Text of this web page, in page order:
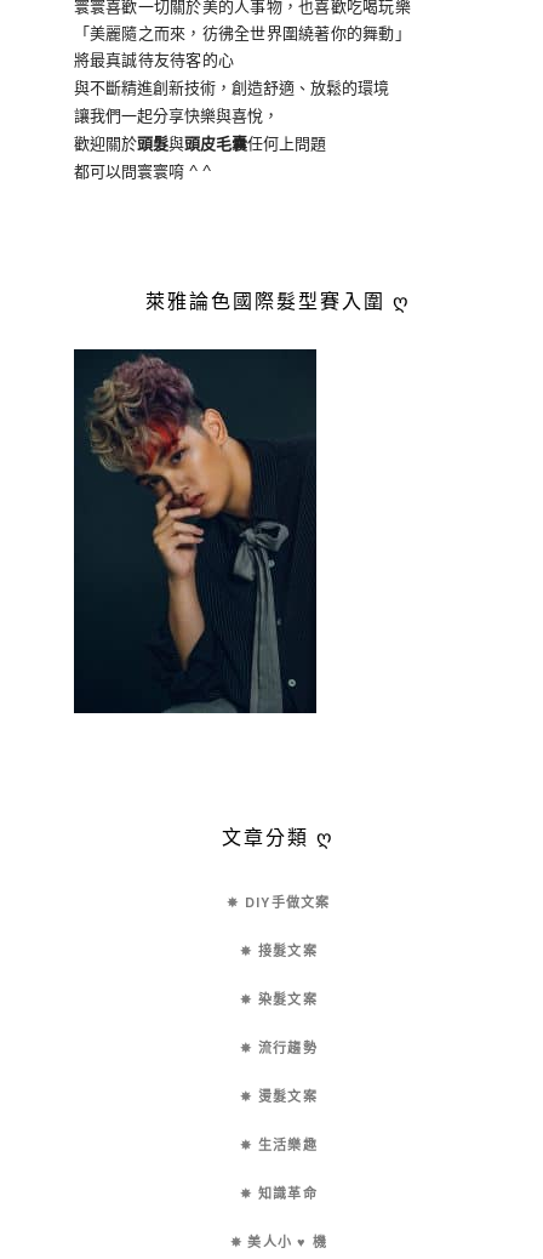
寰寰喜歡一切關於美的人事物，也喜歡吃喝玩樂
「美麗隨之而來，彷彿全世界圍繞著你的舞動」
將最真誠待友待客的心
與不斷精進創新技術，創造舒適、放鬆的環境
讓我們一起分享快樂與喜悅，
歡迎關於頭髮與頭皮毛囊任何上問題
都可以問寰寰唷 ^ ^
萊雅論色國際髮型賽入圍 ღ
文章分類 ღ
✵ DIY手做文案
✵ 接髮文案
✵ 染髮文案
✵ 流行趨勢
✵ 燙髮文案
✵ 生活樂趣
✵ 知識革命
✵ 美人小 ♥ 機